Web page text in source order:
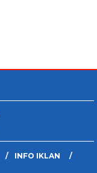
INFO IKLAN